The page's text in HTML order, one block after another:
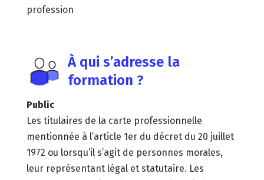
profession
À qui s’adresse la
formation ?
Public
Les titulaires de la carte professionnelle
mentionnée à l’article 1er du décret du 20 juillet
1972 ou lorsqu’il s’agit de personnes morales,
leur représentant légal et statutaire. Les